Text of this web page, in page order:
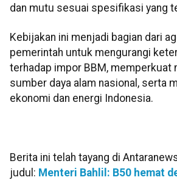
dan mutu sesuai spesifikasi yang
Kebijakan ini menjadi bagian dari
pemerintah untuk mengurangi
terhadap impor BBM, memperkuat
sumber daya alam nasional, serta
ekonomi dan energi Indonesia.
Berita ini telah tayang di
judul: Menteri Bahlil: B50 hemat